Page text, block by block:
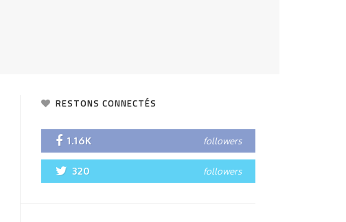
RESTONS CONNECTÉS
1.16K followers
320 followers